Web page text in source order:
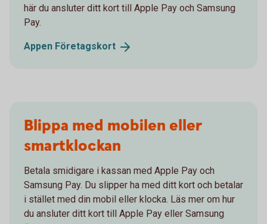
här du ansluter ditt kort till Apple Pay och Samsung
Pay.
Appen Företagskort
Blippa med mobilen eller
smartklockan
Betala smidigare i kassan med Apple Pay och
Samsung Pay. Du slipper ha med ditt kort och betalar
i stället med din mobil eller klocka. Läs mer om hur
du ansluter ditt kort till Apple Pay eller Samsung